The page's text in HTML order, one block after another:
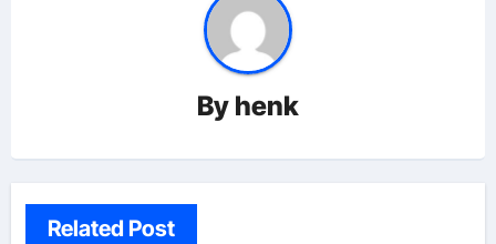
By henk
Related Post